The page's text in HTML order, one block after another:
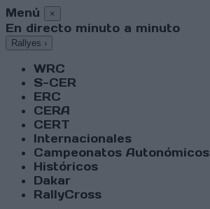
Menú ×
En directo minuto a minuto
Rallyes ›
WRC
S-CER
ERC
CERA
CERT
Internacionales
Campeonatos Autonómicos
Históricos
Dakar
RallyCross